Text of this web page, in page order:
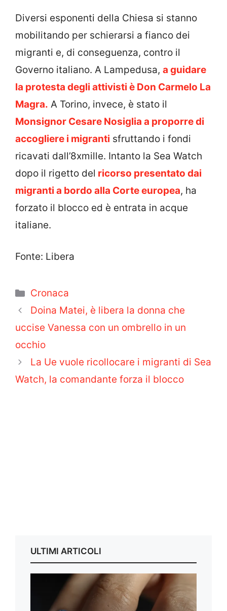
Diversi esponenti della Chiesa si stanno
mobilitando per schierarsi a fianco dei
migranti e, di conseguenza, contro il
Governo italiano. A Lampedusa, a guidare
la protesta degli attivisti è Don Carmelo La
Magra. A Torino, invece, è stato il
Monsignor Cesare Nosiglia a proporre di
accogliere i migranti sfruttando i fondi
ricavati dall’8xmille. Intanto la Sea Watch
dopo il rigetto del ricorso presentato dai
migranti a bordo alla Corte europea, ha
forzato il blocco ed è entrata in acque
italiane.
Fonte: Libera
Categorie
Cronaca
Doina Matei, è libera la donna che
uccise Vanessa con un ombrello in un
occhio
La Ue vuole ricollocare i migranti di Sea
Watch, la comandante forza il blocco
ULTIMI ARTICOLI